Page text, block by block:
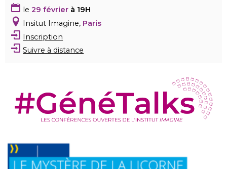
le29 février à 19H
Insitut Imagine, Paris
Inscription
Suivre à distance